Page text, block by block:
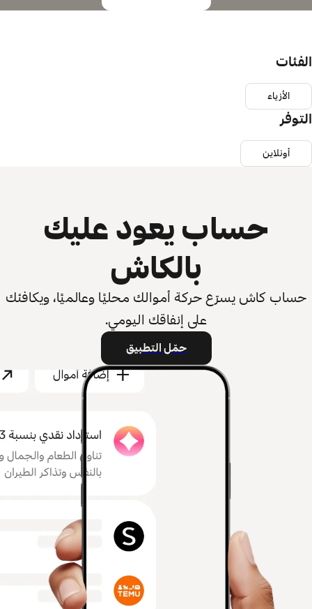
الفئات
الأزياء
التوفر
أونلاين
حساب يعود عليك
بالكاش
حساب كاش يسرّع حركة أموالك محليًا وعالميًا، ويكافئك
على إنفاقك اليومي.
حمّل التطبيق